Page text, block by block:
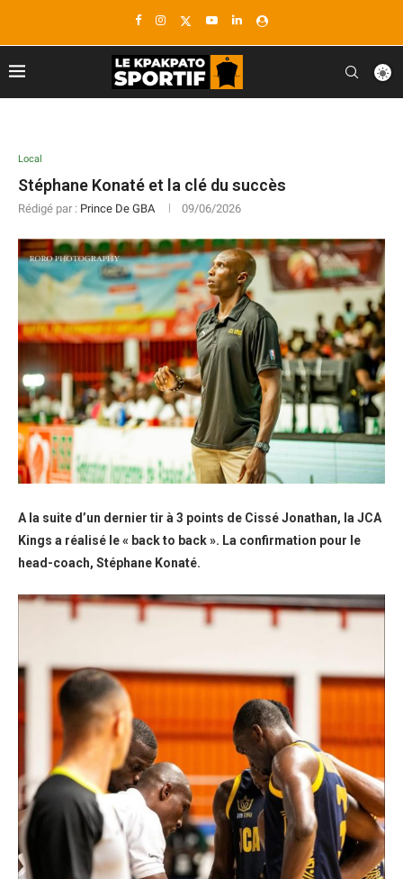
Local
Stéphane Konaté et la clé du succès
Rédigé par : Prince De GBA 09/06/2026
A la suite d’un dernier tir à 3 points de Cissé Jonathan, la JCA
Kings a réalisé le « back to back ». La confirmation pour le
head-coach, Stéphane Konaté.